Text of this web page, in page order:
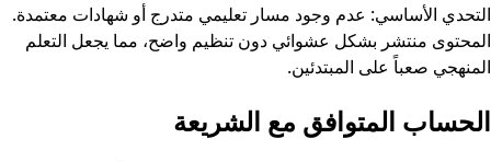
التحدي الأساسي: عدم وجود مسار تعليمي متدرج أو شهادات معتمدة.
المحتوى منتشر بشكل عشوائي دون تنظيم واضح، مما يجعل التعلم
المنهجي صعباً على المبتدئين.
الحساب المتوافق مع الشريعة